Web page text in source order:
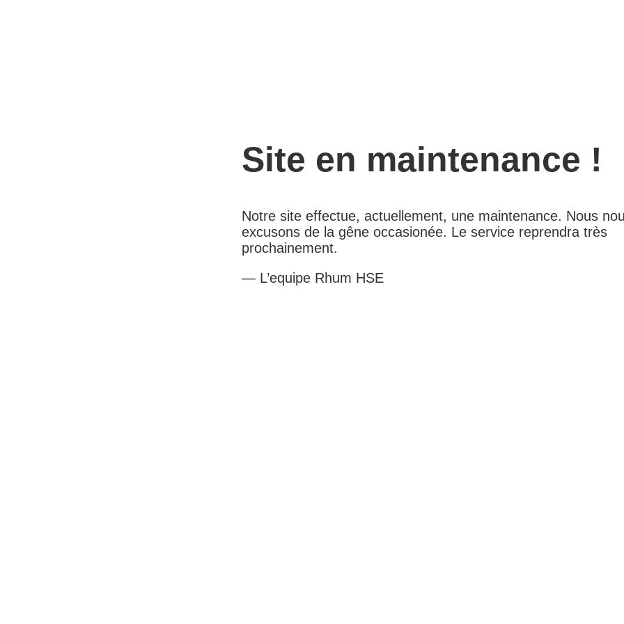
Site en maintenance !
Notre site effectue, actuellement, une maintenance. Nous
excusons de la gêne occasionée. Le service reprendra très
prochainement.
— L’equipe Rhum HSE